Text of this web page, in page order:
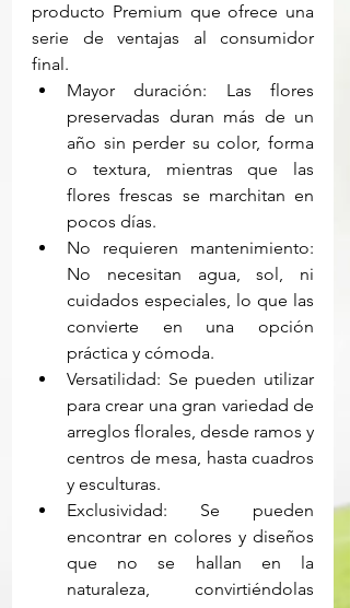
producto Premium que ofrece una
serie de ventajas al consumidor
final.
Mayor duración: Las flores
preservadas duran más de un
año sin perder su color, forma
o textura, mientras que las
flores frescas se marchitan en
pocos días.
No requieren mantenimiento:
No necesitan agua, sol, ni
cuidados especiales, lo que las
convierte en una opción
práctica y cómoda.
Versatilidad: Se pueden utilizar
para crear una gran variedad de
arreglos florales, desde ramos y
centros de mesa, hasta cuadros
y esculturas.
Exclusividad: Se pueden
encontrar en colores y diseños
que no se hallan en la
naturaleza, convirtiéndolas